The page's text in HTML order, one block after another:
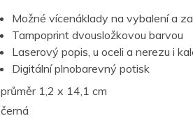
Možné vícenáklady na vybalení a
Tampoprint dvousložkovou barvou
Laserový popis, u oceli a nerezu i
Digitální plnobarevný potisk
průměr 1,2 x 14,1 cm
černá